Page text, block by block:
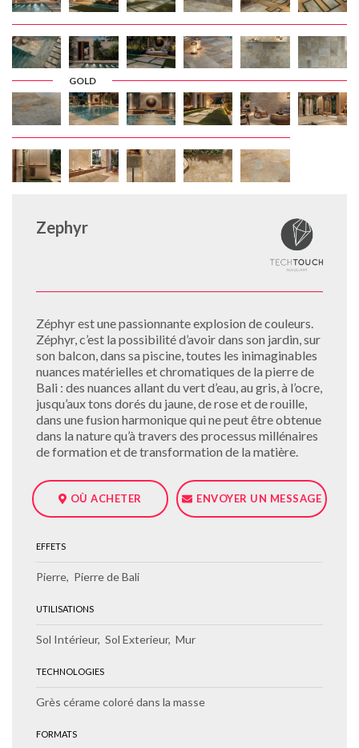
GOLD
Zephyr
Zéphyr est une passionnante explosion de couleurs.
Zéphyr, c’est la possibilité d’avoir dans son jardin, sur
son balcon, dans sa piscine, toutes les inimaginables
nuances matérielles et chromatiques de la pierre de
Bali : des nuances allant du vert d’eau, au gris, à l’ocre,
jusqu’aux tons dorés du jaune, de rose et de rouille,
dans une fusion harmonique qui ne peut être obtenue
dans la nature qu’à travers des processus millénaires
de formation et de transformation de la matière.
OÙ ACHETER ENVOYER UN MESSAGE
EFFETS
Pierre Pierre de Bali
UTILISATIONS
Sol Intérieur Sol Exterieur Mur
TECHNOLOGIES
Grès cérame coloré dans la masse
FORMATS